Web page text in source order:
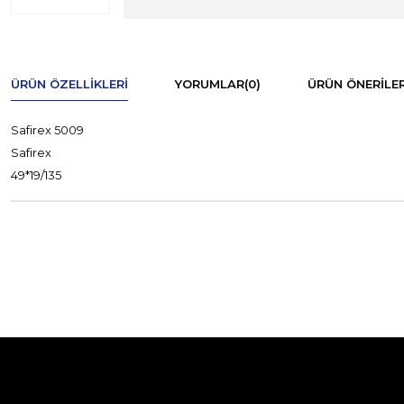
ÜRÜN ÖZELLIKLERI YORUMLAR(0) ÜRÜN
Safirex 5009
Safirex
49*19/135